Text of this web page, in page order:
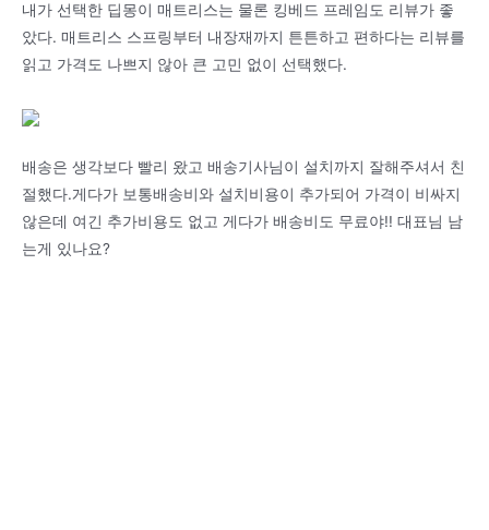
내가 선택한 딥몽이 매트리스는 물론 킹베드 프레임도 리뷰가 좋
았다. 매트리스 스프링부터 내장재까지 튼튼하고 편하다는 리뷰를
읽고 가격도 나쁘지 않아 큰 고민 없이 선택했다.
배송은 생각보다 빨리 왔고 배송기사님이 설치까지 잘해주셔서 친
절했다.게다가 보통배송비와 설치비용이 추가되어 가격이 비싸지
않은데 여긴 추가비용도 없고 게다가 배송비도 무료야!! 대표님 남
는게 있나요?